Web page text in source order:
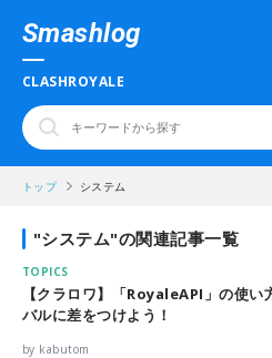
Smashlog
CLASHROYALE
トップ システム
"システム"の関連記事一覧
TOPICS
【クラロワ】「RoyaleAPI」の使い
バルに差をつけよう！
by kabutom